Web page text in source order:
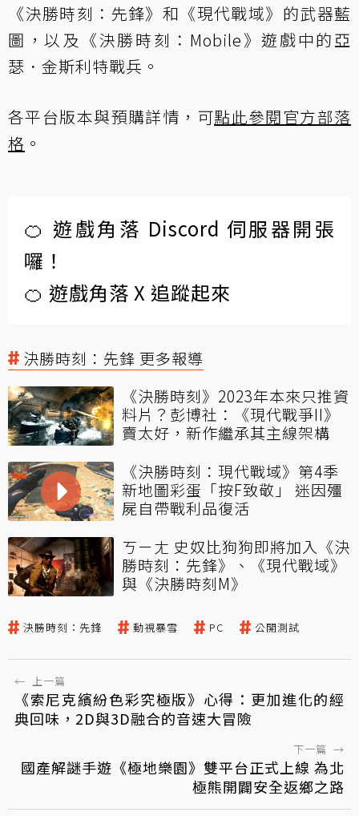
《決勝時刻：先鋒》和《現代戰域》的武器藍
圖，以及《決勝時刻：Mobile》遊戲中的亞
瑟．金斯利特戰兵。
各平台版本與預購詳情，可點此參閱官方部落
格 。
🍊 遊戲角落 Discord 伺服器開張
囉！
🍊 遊戲角落 X 追蹤起來
決勝時刻：先鋒 更多報導
《決勝時刻》2023年本來只推資
料片？彭博社：《現代戰爭II》
賣太好，新作繼承其主線架構
《決勝時刻：現代戰域》第4季
新地圖彩蛋「按F致敬」 迷因殭
屍自帶戰利品復活
ㄎㄧㄤ 史奴比狗狗即將加入《決
勝時刻：先鋒》、《現代戰域》
與《決勝時刻M》
決勝時刻：先鋒 動視暴雪 PC 公開測試
← 上一篇
《索尼克繽紛色彩究極版》心得：更加進化的經
典回味，2D與3D融合的音速大冒險
下一篇 →
國產解謎手遊《極地樂園》雙平台正式上線 為北
極熊開闢安全返鄉之路